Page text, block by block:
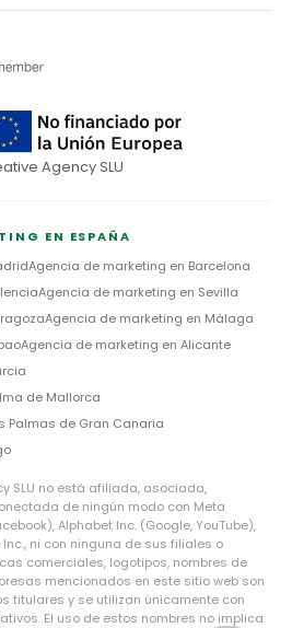
Agency SLU
EN ESPAÑA
Agencia de marketing en Barcelona
Agencia de marketing en Sevilla
Agencia de marketing en Málaga
Agencia de marketing en Alicante
de Mallorca
Palmas de Gran Canaria
SLU no está afiliada, asociada,
de ningún modo con Meta
Alphabet Inc. (Google, YouTube),
Inc., ni con ninguna de sus filiales o
comerciales, logotipos, nombres de
mencionados en este sitio web son
titulares y se utilizan únicamente con
El uso de estos nombres no implica